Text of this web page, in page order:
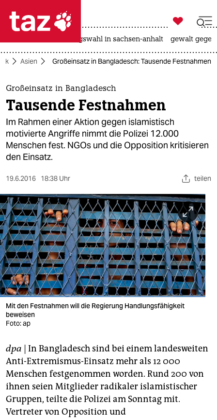
 taz zahl ich
taz zahl ich
themen
politik
öko
gesellschaft
kultur
sport
berlin
nord
wahrheit
verlag
verlag
veranstaltungen
fragen & hilfe
unterstützen
abo

taz zahl ich
landtagswahl in sachsen-anhalt gewalt
Asien Großeinsatz in Bangladesch: Tausende Festnahmen
Großeinsatz in Bangladesch
Tausende Festnahmen
Im Rahmen einer Aktion gegen islamistisch
motivierte Angriffe nimmt die Polizei 12.000
Menschen fest. NGOs und die Opposition kritisieren
den Einsatz.
19.6.2016 18:38 Uhr teilen
Mit den Festnahmen will die Regierung Handlungsfähigkeit
beweisen
Foto: ap
dpa | In Bangladesch sind bei einem landesweiten
Anti-Extremismus-Einsatz mehr als 12 000
Menschen festgenommen worden. Rund 200 von
ihnen seien Mitglieder radikaler islamistischer
Gruppen, teilte die Polizei am Sonntag mit.
Vertreter von Opposition und